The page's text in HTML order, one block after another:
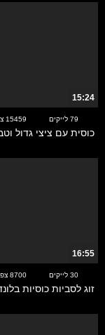
15:24
79 לייקים 15459 צפיות
כוסית עם ציצי גדול
16:55
30 לייקים 8700 צפיות
זוג לסביות כוסיות